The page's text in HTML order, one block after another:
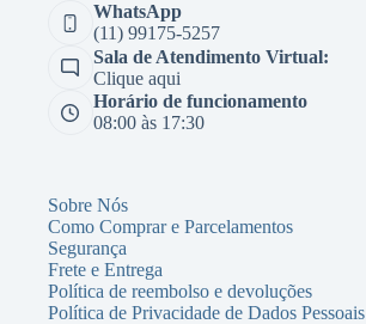
WhatsApp
(11) 99175-5257
Sala de Atendimento Virtual:
Clique aqui
Horário de funcionamento
08:00 às 17:30
Sobre Nós
Como Comprar e Parcelamentos
Segurança
Frete e Entrega
Política de reembolso e devoluções
Política de Privacidade de Dados Pessoais